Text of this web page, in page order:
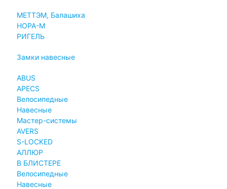
МЕТТЭМ, Балашиха
НОРА-М
РИГЕЛЬ
Замки навесные
ABUS
APECS
Велосипедные
Навесные
Мастер-системы
AVERS
S-LOCKED
АЛЛЮР
В БЛИСТЕРЕ
Велосипедные
Навесные